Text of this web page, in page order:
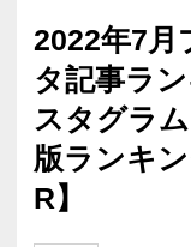
2022年7月
タ記事ラ
スタグラ
版ランキ
R】